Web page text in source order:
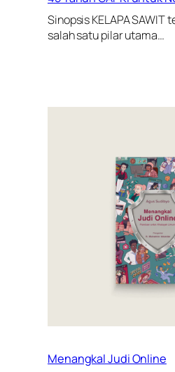
Sinopsis KELAPA SAWIT
salah satu pilar utama…
Menangkal Judi Online